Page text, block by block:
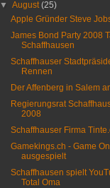
▼August(25)
Apple Gründer Steve
James Bond Party 2008
Schaffhausen
Schaffhauser
Rennen
Der Affenberg in Salem
Regierungsrat
2008
Schaffhauser Firma
Gamekings.ch - Game
ausgespielt
Schaffhausen spielt
Total Oma